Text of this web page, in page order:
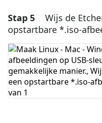
Voeg
Voeg opmerking toe
Stap 5
Wijs de
opstartbare *.iso-